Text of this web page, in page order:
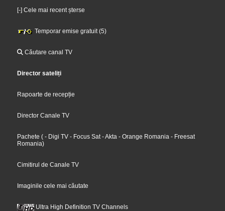
[-] Cele mai recent șterse
Temporar emise gratuit (5)
Căutare canal TV
Director sateliți
Rapoarte de recepție
Director Canale TV
Pachete (- Digi TV - Focus Sat - Akta - Orange Romania - Freesat
Romania)
Cimitirul de Canale TV
Imaginile cele mai căutate
Ultra High Definition TV Channels